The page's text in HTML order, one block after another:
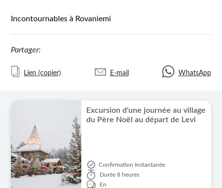
Incontournables à Rovaniemi
Partager:
Lien (copier) E-mail WhatsApp
Excursion d'une journée au village
du Père Noël au départ de Levi
Confirmation Instantanée
Durée 8 heures
En